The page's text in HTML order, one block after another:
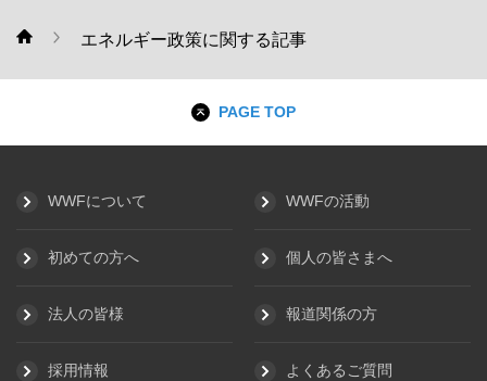
WWF エネルギー政策に関する記事
PAGE TOP
WWFについて WWFの活動
初めての方へ 個人の皆さまへ
法人の皆様 報道関係の方
採用情報 よくあるご質問